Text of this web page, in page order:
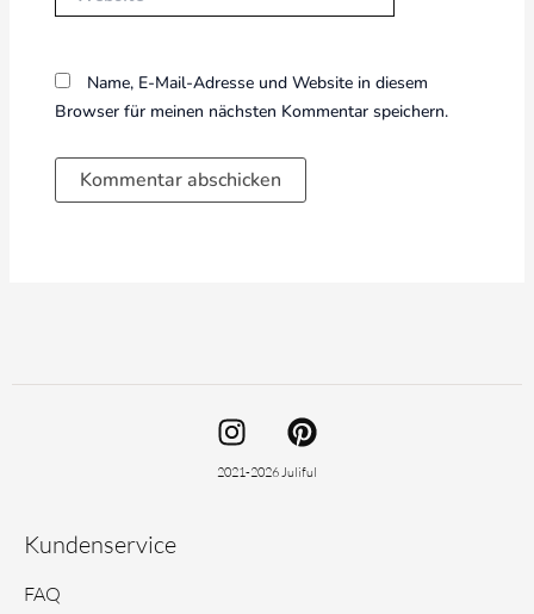
Name, E-Mail-Adresse und Website in diesem
Browser für meinen nächsten Kommentar speichern.
I
n
s
P
i
n
2021-2026 Juliful
Kundenservice
FAQ